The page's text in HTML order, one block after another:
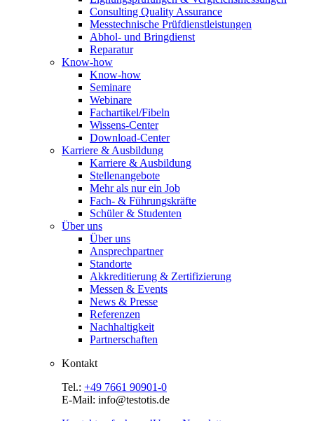
Consulting Quality Assurance
Messtechnische Prüfdienstleistungen
Abhol- und Bringdienst
Reparatur
Know-how
Know-how
Seminare
Webinare
Fachartikel/Fibeln
Wissens-Center
Download-Center
Karriere & Ausbildung
Karriere & Ausbildung
Stellenangebote
Mehr als nur ein Job
Fach- & Führungskräfte
Schüler & Studenten
Über uns
Über uns
Ansprechpartner
Standorte
Akkreditierung & Zertifizierung
Messen & Events
News & Presse
Referenzen
Nachhaltigkeit
Partnerschaften
Kontakt
Tel.: +49 7661 90901-0
E-Mail: info@testotis.de